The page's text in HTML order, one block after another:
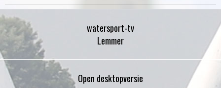
watersport-tv
Lemmer
Open desktopversie